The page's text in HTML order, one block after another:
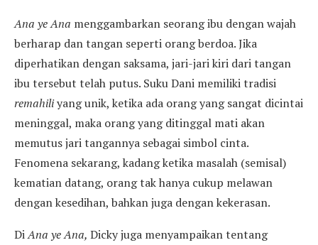
Ana ye Ana menggambarkan seorang ibu dengan wajah
berharap dan tangan seperti orang berdoa. Jika
diperhatikan dengan saksama, jari-jari kiri dari tangan
ibu tersebut telah putus. Suku Dani memiliki tradisi
remahiliyang unik, ketika ada orang yang sangat dicintai
meninggal, maka orang yang ditinggal mati akan
memutus jari tangannya sebagai simbol cinta.
Fenomena sekarang, kadang ketika masalah (semisal)
kematian datang, orang tak hanya cukup melawan
dengan kesedihan, bahkan juga dengan kekerasan.
DiAna ye Ana, Dicky juga menyampaikan tentang